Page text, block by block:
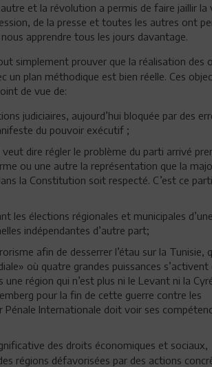
et la révolution a permis de faire jaillir la
de la presse et toutes les autres ont
apprendre tous les jours davantage.
simplement prouver que la réalisation des
un plan méthodique est bien réelle. Ces
de vue de:
judiciaires, aujourd’hui bloquée par des
du pouvoir exécutif ;
dire régler le problème du parti arrivé
ou une autre la représentation que la
la Constitution soit respecté. C’est ce
les élections régionales et municipales
indépendantes d’autre part;
afin de desserrer l’étau sur la Tunisie,
où quatre grandes puissances
région qui n’est plus ni le Levant ni la
pour la fin de cette guerre contre les
Pénale Internationale doit voir ses
des droits économiques et sociaux,
régions défavorisées par des actions